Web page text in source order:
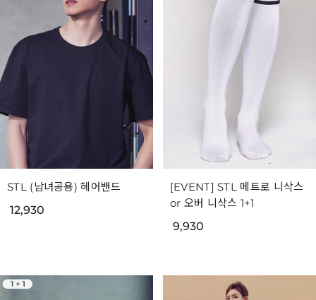
STL (남녀공용) 헤어밴드
12,930
[EVENT] STL 메트로 니삭스
or 오버 니삭스 1+1
9,930